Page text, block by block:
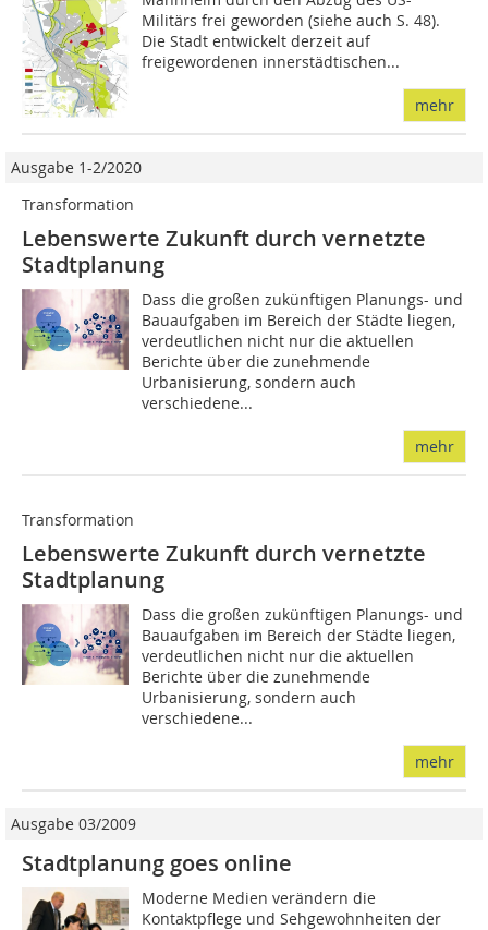
Militärs frei geworden (siehe auch S. 48).
Die Stadt entwickelt derzeit auf
freigewordenen innerstädtischen...
mehr
Ausgabe 1-2/2020
Transformation
Lebenswerte Zukunft durch vernetzte
Stadtplanung
Dass die großen zukünftigen Planungs- und
Bauaufgaben im Bereich der Städte liegen,
verdeutlichen nicht nur die aktuellen
Berichte über die zunehmende
Urbanisierung, sondern auch
verschiedene...
mehr
Transformation
Lebenswerte Zukunft durch vernetzte
Stadtplanung
Dass die großen zukünftigen Planungs- und
Bauaufgaben im Bereich der Städte liegen,
verdeutlichen nicht nur die aktuellen
Berichte über die zunehmende
Urbanisierung, sondern auch
verschiedene...
mehr
Ausgabe 03/2009
Stadtplanung goes online
Moderne Medien verändern die
Kontaktpflege und Sehgewohnheiten der